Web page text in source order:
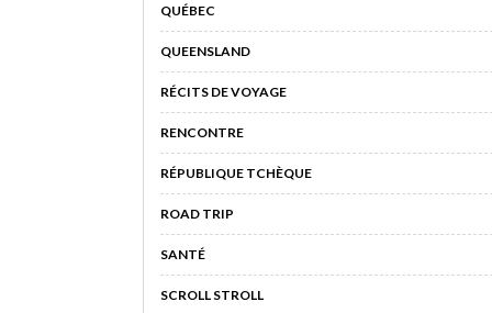
QUÉBEC
QUEENSLAND
RÉCITS DE VOYAGE
RENCONTRE
RÉPUBLIQUE TCHÈQUE
ROAD TRIP
SANTÉ
SCROLL STROLL